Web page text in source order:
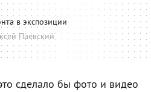
в экспозиции
Паевский
сделало бы фото и видео